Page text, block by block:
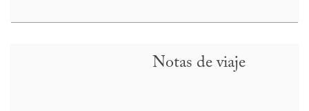
Notas de viaje